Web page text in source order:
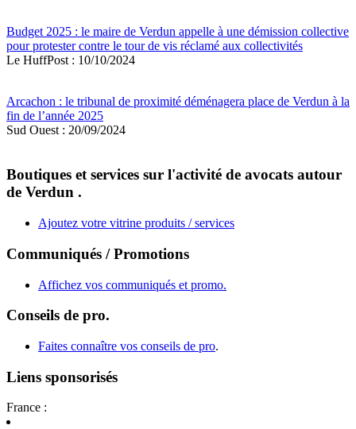
Budget 2025 : le maire de Verdun appelle à une démission collective
pour protester contre le tour de vis réclamé aux collectivités
Le HuffPost : 10/10/2024
Arcachon : le tribunal de proximité déménagera place de Verdun à la
fin de l’année 2025
Sud Ouest : 20/09/2024
Boutiques et services sur l'activité de avocats autour
de Verdun .
Ajoutez votre vitrine produits / services
Communiqués / Promotions
Affichez vos communiqués et promo.
Conseils de pro.
Faites connaître vos conseils de pro.
Liens sponsorisés
France :